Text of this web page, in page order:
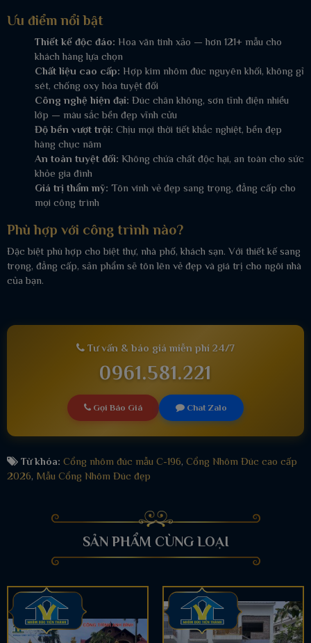
Ưu điểm nổi bật
Thiết kế độc đáo: Hoa văn tinh xảo — hơn 121+ mẫu cho
khách hàng lựa chọn
Chất liệu cao cấp: Hợp kim nhôm đúc nguyên khối, không gỉ
sét, chống oxy hóa tuyệt đối
Công nghệ hiện đại: Đúc chân không, sơn tĩnh điện nhiều
lớp — màu sắc bền đẹp vĩnh cửu
Độ bền vượt trội: Chịu mọi thời tiết khắc nghiệt, bền đẹp
hàng chục năm
An toàn tuyệt đối: Không chứa chất độc hại, an toàn cho sức
khỏe gia đình
Giá trị thẩm mỹ: Tôn vinh vẻ đẹp sang trọng, đẳng cấp cho
mọi công trình
Phù hợp với công trình nào?
Đặc biệt phù hợp cho biệt thự, nhà phố, khách sạn. Với thiết kế sang
trọng, đẳng cấp, sản phẩm sẽ tôn lên vẻ đẹp và giá trị cho ngôi nhà
của bạn.
Tư vấn & báo giá miễn phí 24/7
0961.581.221
Gọi Báo Giá Chat Zalo
Từ khóa: Cổng nhôm đúc mẫu C-196, Cổng Nhôm Đúc cao cấp
2026, Mẫu Cổng Nhôm Đúc đẹp
SẢN PHẨM CÙNG LOẠI